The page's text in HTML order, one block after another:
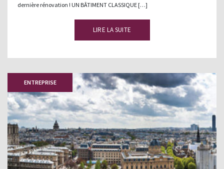
dernière rénovation ! UN BÂTIMENT CLASSIQUE […]
LIRE LA SUITE
ENTREPRISE